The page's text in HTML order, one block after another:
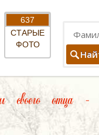
637
СТАРЫЕ
ФОТО
отца –